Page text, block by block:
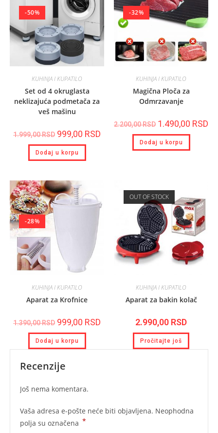
-50%
KUHINJA I KUPATILO
Set od 4 okruglasta
neklizajuća podmetača za
veš mašinu
1.999,00RSD 999,00 RSD
Dodaj u korpu
-32%
KUHINJA I KUPATILO
Magična Ploča za
Odmrzavanje
2.200,00RSD 1.490,00 RSD
Dodaj u korpu
-28%
KUHINJA I KUPATILO
Aparat za Krofnice
1.390,00RSD 999,00 RSD
Dodaj u korpu
OUT OF STOCK
KUHINJA I KUPATILO
Aparat za bakin kolač
2.990,00 RSD
Pročitajte još
Recenzije
Još nema komentara.
Vaša adresa e-pošte neće biti objavljena. Neophodna
polja su označena *